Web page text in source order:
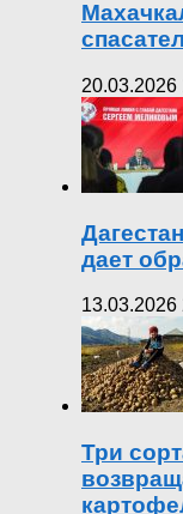
20.03.2026
дает
13.03.2026
Три